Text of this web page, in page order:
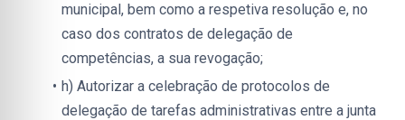
municipal, bem como a respetiva resolução e, no
caso dos contratos de delegação de
competências, a sua revogação;
h) Autorizar a celebração de protocolos de
delegação de tarefas administrativas entre a junta